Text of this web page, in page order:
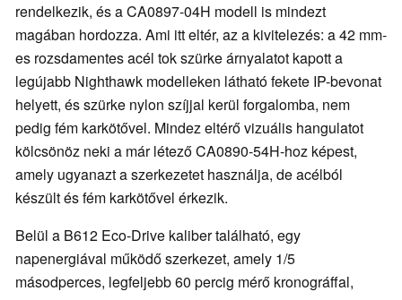
rendelkezik, és a CA0897-04H modell is mindezt
magában hordozza. Ami itt eltér, az a kivitelezés: a 42 mm-
es rozsdamentes acél tok szürke árnyalatot kapott a
legújabb Nighthawk modelleken látható fekete IP-bevonat
helyett, és szürke nylon szíjjal kerül forgalomba, nem
pedig fém karkötővel. Mindez eltérő vizuális hangulatot
kölcsönöz neki a már létező CA0890-54H-hoz képest,
amely ugyanazt a szerkezetet használja, de acélból
készült és fém karkötővel érkezik.
Belül a B612 Eco-Drive kaliber található, egy
napenergiával működő szerkezet, amely 1/5
másodperces, legfeljebb 60 percig mérő kronográffal,